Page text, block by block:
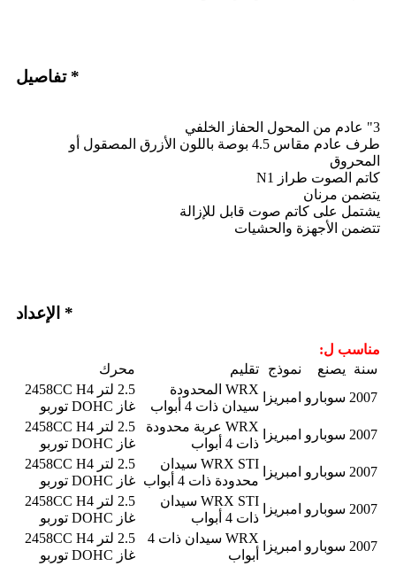
* تفاصيل
3" عادم من المحول الحفاز الخلفي
طرف عادم مقاس 4.5 بوصة باللون الأزرق المصقول أو
المحروق
كاتم الصوت طراز N1
يتضمن مرنان
يشتمل على كاتم صوت قابل للإزالة
تتضمن الأجهزة والحشيات
* الإعداد
مناسب ل:
سنة
يصنع نموذج تقليم
محرك
2007 سوبارو امبريزا
WRX المحدودة
سيدان ذات 4 أبواب
2.5 لتر 2458CC H4
غاز DOHC توربو
2007 سوبارو امبريزا
WRX عربة محدودة
ذات 4 أبواب
2.5 لتر 2458CC H4
غاز DOHC توربو
2007 سوبارو امبريزا
WRX STI سيدان
محدودة ذات 4 أبواب
2.5 لتر 2458CC H4
غاز DOHC توربو
2007 سوبارو امبريزا
WRX STI سيدان
ذات 4 أبواب
2.5 لتر 2458CC H4
غاز DOHC توربو
2007 سوبارو امبريزا
WRX سيدان ذات 4
أبواب
2.5 لتر 2458CC H4
غاز DOHC توربو